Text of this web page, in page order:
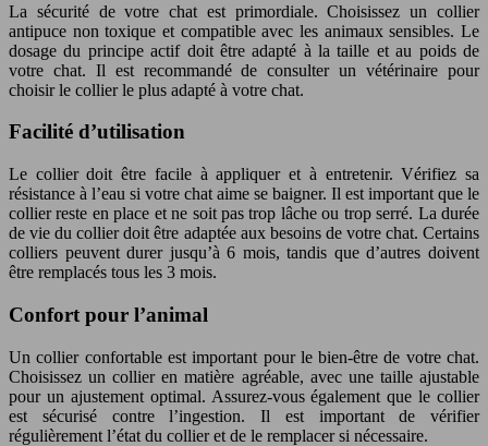
La sécurité de votre chat est primordiale. Choisissez un collier
antipuce non toxique et compatible avec les animaux sensibles. Le
dosage du principe actif doit être adapté à la taille et au poids de
votre chat. Il est recommandé de consulter un vétérinaire pour
choisir le collier le plus adapté à votre chat.
Facilité d’utilisation
Le collier doit être facile à appliquer et à entretenir. Vérifiez sa
résistance à l’eau si votre chat aime se baigner. Il est important que le
collier reste en place et ne soit pas trop lâche ou trop serré. La durée
de vie du collier doit être adaptée aux besoins de votre chat. Certains
colliers peuvent durer jusqu’à 6 mois, tandis que d’autres doivent
être remplacés tous les 3 mois.
Confort pour l’animal
Un collier confortable est important pour le bien-être de votre chat.
Choisissez un collier en matière agréable, avec une taille ajustable
pour un ajustement optimal. Assurez-vous également que le collier
est sécurisé contre l’ingestion. Il est important de vérifier
régulièrement l’état du collier et de le remplacer si nécessaire.